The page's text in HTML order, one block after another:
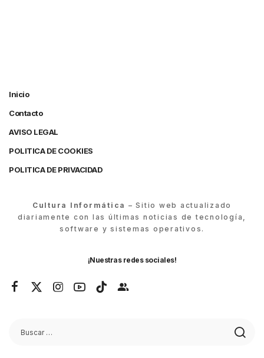
Inicio
Contacto
AVISO LEGAL
POLITICA DE COOKIES
POLITICA DE PRIVACIDAD
Cultura Informática – Sitio web actualizado
diariamente con las últimas noticias de tecnología,
software y sistemas operativos.
¡Nuestras redes sociales!